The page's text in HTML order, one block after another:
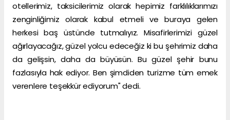
otellerimiz, taksicilerimiz olarak hepimiz farklılıklarımızı
zenginliğimiz olarak kabul etmeli ve buraya gelen
herkesi baş üstünde tutmalıyız. Misafirlerimizi güzel
ağırlayacağız, güzel yolcu edeceğiz ki bu şehrimiz daha
da gelişsin, daha da büyüsün. Bu güzel şehir bunu
fazlasıyla hak ediyor. Ben şimdiden turizme tüm emek
verenlere teşekkür ediyorum" dedi.